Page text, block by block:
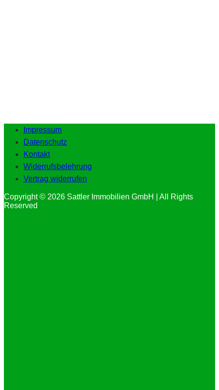
Impressum
Datenschutz
Kontakt
Widerrufsbelehrung
Vertrag widerrufen
Copyright © 2026 Sattler Immobilien GmbH | All Rights
Reserved